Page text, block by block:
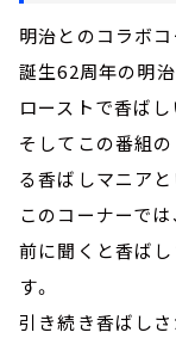
明治とのコラボコ
誕生62周年の明
ローストで香ばし
そしてこの番組
る香ばしマニアと
このコーナーで
前に聞くと香ば
す。
引き続き香ばしさ